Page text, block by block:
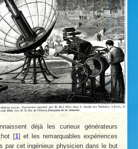
déjà les curieux générateurs
[1] et les remarquables expériences
par cet ingénieux physicien dans le but